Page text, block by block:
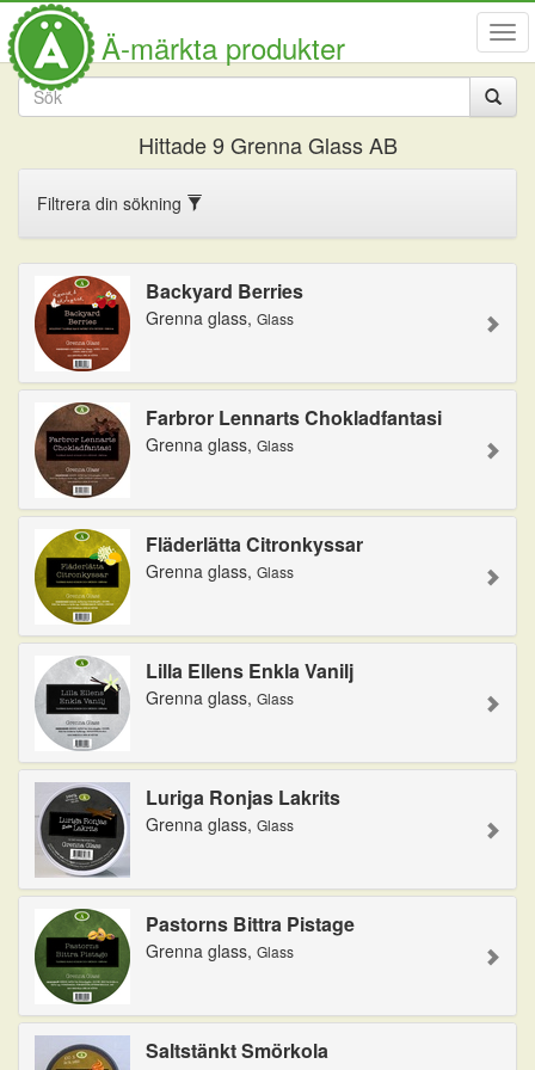
Visa
Ä-märkta produkter
Hittade9 Grenna Glass AB
Filtrera din sökning
Backyard Berries
Grenna glass, Glass
Farbror Lennarts Chokladfantasi
Grenna glass, Glass
Fläderlätta Citronkyssar
Grenna glass, Glass
Lilla Ellens Enkla Vanilj
Grenna glass, Glass
Luriga Ronjas Lakrits
Grenna glass, Glass
Pastorns Bittra Pistage
Grenna glass, Glass
Saltstänkt Smörkola